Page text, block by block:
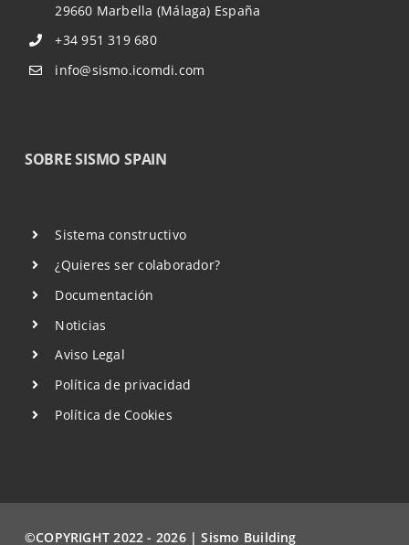
SOBRE SISMO SPAIN
Sistema constructivo
¿Quieres ser colaborador?
Documentación
Noticias
Aviso Legal
Política de privacidad
Política de Cookies
29660 Marbella (Málaga) España
+34 951 319 680
info@sismo.icomdi.com
©COPYRIGHT 2022 - 2026 | Sismo Building